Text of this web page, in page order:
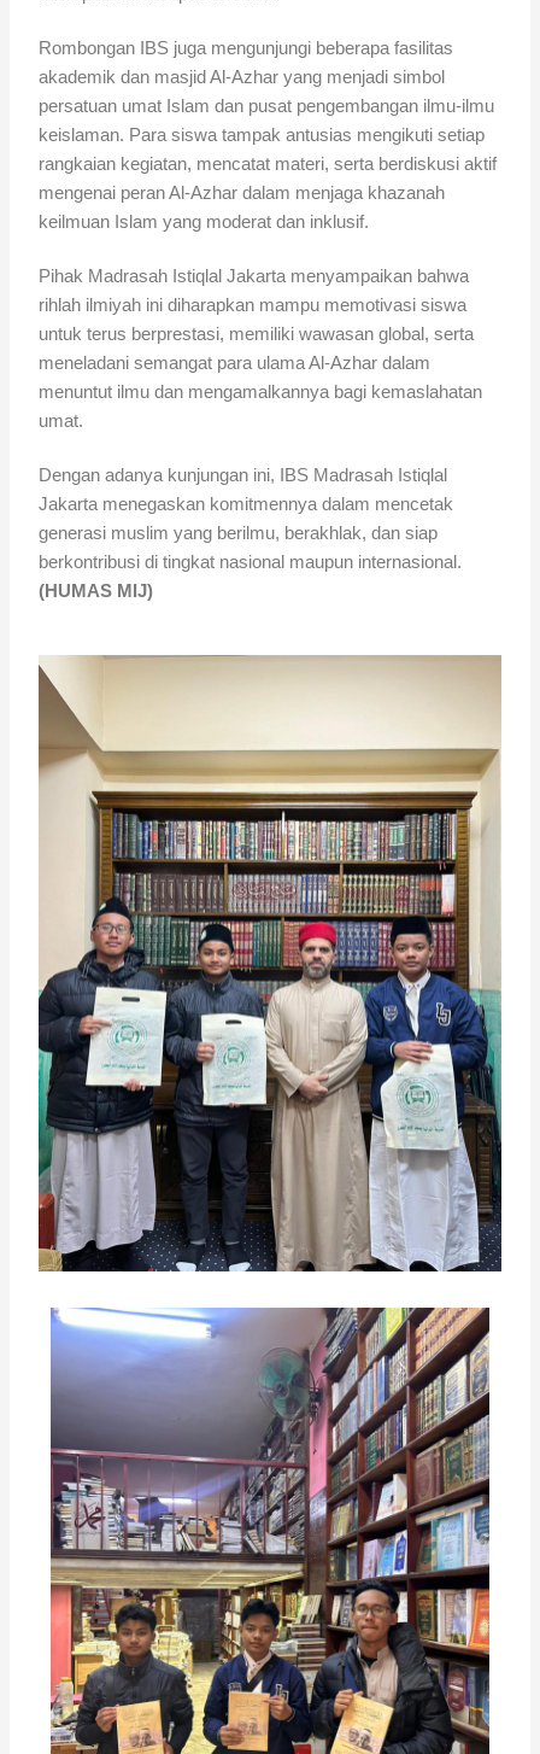
Rombongan IBS juga mengunjungi beberapa fasilitas
akademik dan masjid Al-Azhar yang menjadi simbol
persatuan umat Islam dan pusat pengembangan ilmu-ilmu
keislaman. Para siswa tampak antusias mengikuti setiap
rangkaian kegiatan, mencatat materi, serta berdiskusi aktif
mengenai peran Al-Azhar dalam menjaga khazanah
keilmuan Islam yang moderat dan inklusif.
Pihak Madrasah Istiqlal Jakarta menyampaikan bahwa
rihlah ilmiyah ini diharapkan mampu memotivasi siswa
untuk terus berprestasi, memiliki wawasan global, serta
meneladani semangat para ulama Al-Azhar dalam
menuntut ilmu dan mengamalkannya bagi kemaslahatan
umat.
Dengan adanya kunjungan ini, IBS Madrasah Istiqlal
Jakarta menegaskan komitmennya dalam mencetak
generasi muslim yang berilmu, berakhlak, dan siap
berkontribusi di tingkat nasional maupun internasional.
(HUMAS MIJ)